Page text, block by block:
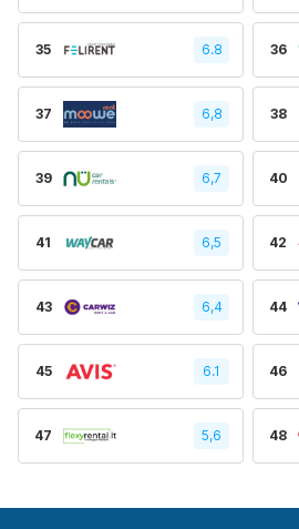
35 6.8 36
37 6,8 38
39 6,7 40
41 6,5 42
43 6,4 44
45 6.1 46
47 5,6 48